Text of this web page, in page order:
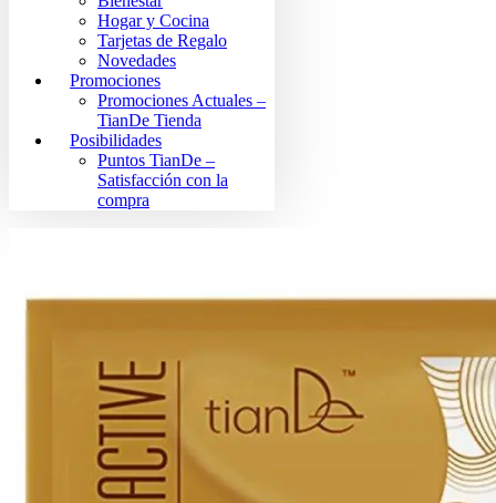
Hogar y Cocina
Tarjetas de Regalo
Novedades
Promociones
Promociones Actuales –
TianDe Tienda
Posibilidades
Puntos TianDe –
Satisfacción con la
compra